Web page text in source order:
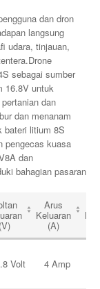
dan dron
langsung
udara, tinjauan,
sebagai sumber
16.8V untuk
dan
dan menanam
bateri litium 8S
pengecas kuasa
dan
bahagian pasaran
(V)
Arus
Keluaran
(A)
Volt 4 Amp